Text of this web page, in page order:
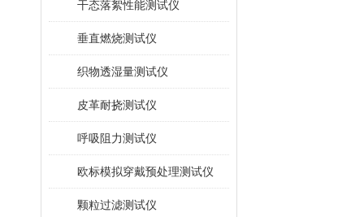
干态落絮性能测试仪
垂直燃烧测试仪
织物透湿量测试仪
皮革耐挠测试仪
呼吸阻力测试仪
欧标模拟穿戴预处理测试仪
颗粒过滤测试仪